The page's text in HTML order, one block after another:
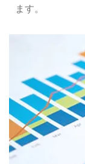
ます。